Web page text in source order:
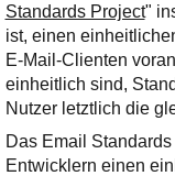
Standards Project"
ist, einen
E-Mail-Clienten
einheitlich sind,
Nutzer letztlich die
Das Email
Entwicklern einen
Ihre E-Mail
Adresse:
E-Mail
E-Mail